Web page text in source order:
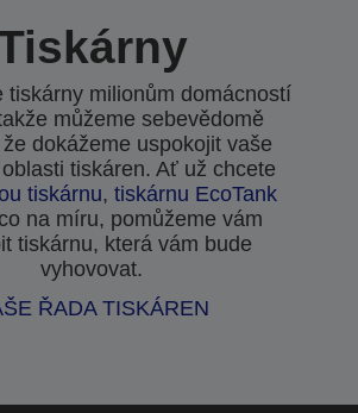
tiskárny milionům domácností
můžeme sebevědomě
dokážeme uspokojit vaše
tiskáren. Ať už chcete
tiskárnu, tiskárnu EcoTank
na míru, pomůžeme vám
tiskárnu, která vám bude
vyhovovat.
ŘADA TISKÁREN